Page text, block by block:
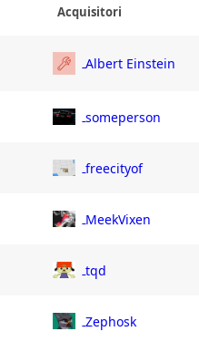
Acquisitori
Albert Einstein
someperson
freecityof
MeekVixen
tqd
Zephosk